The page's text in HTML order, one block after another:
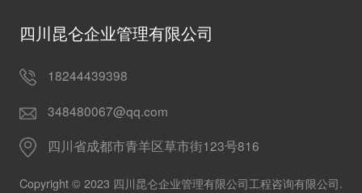
四川昆仑企业管理有限公司
18244439398
348480067@qq.com
四川省成都市青羊区草市街123号816
Copyright © 2023 四川昆仑企业管理有限公司工程咨询有限公司.